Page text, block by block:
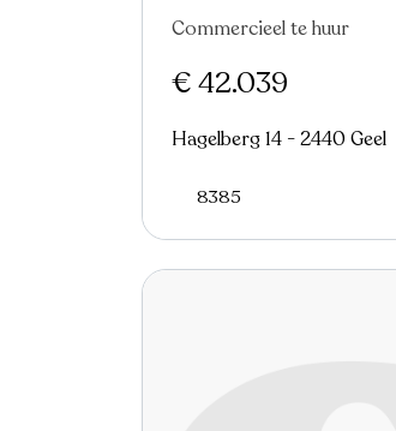
Commercieel te huur
€ 42.039
Hagelberg 14 - 2440 Geel
8385